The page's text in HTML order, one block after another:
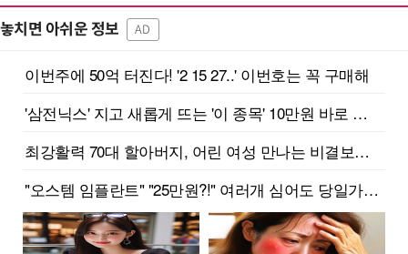
놓치면 아쉬운 정보 AD